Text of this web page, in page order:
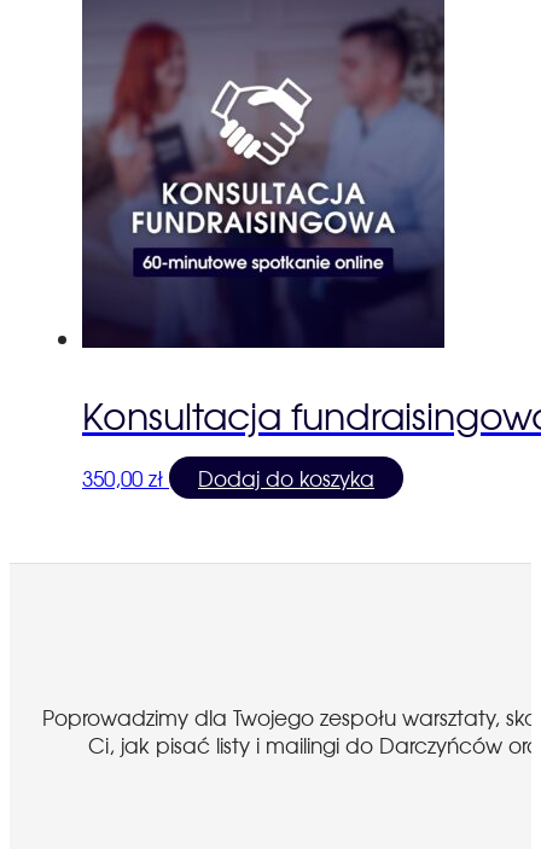
Konsultacja
350,00 zł Dodaj do koszyka
Poprowadzimy dla Twojego zespołu warsztaty,
Ci, jak pisać listy i mailingi do Darczyńców